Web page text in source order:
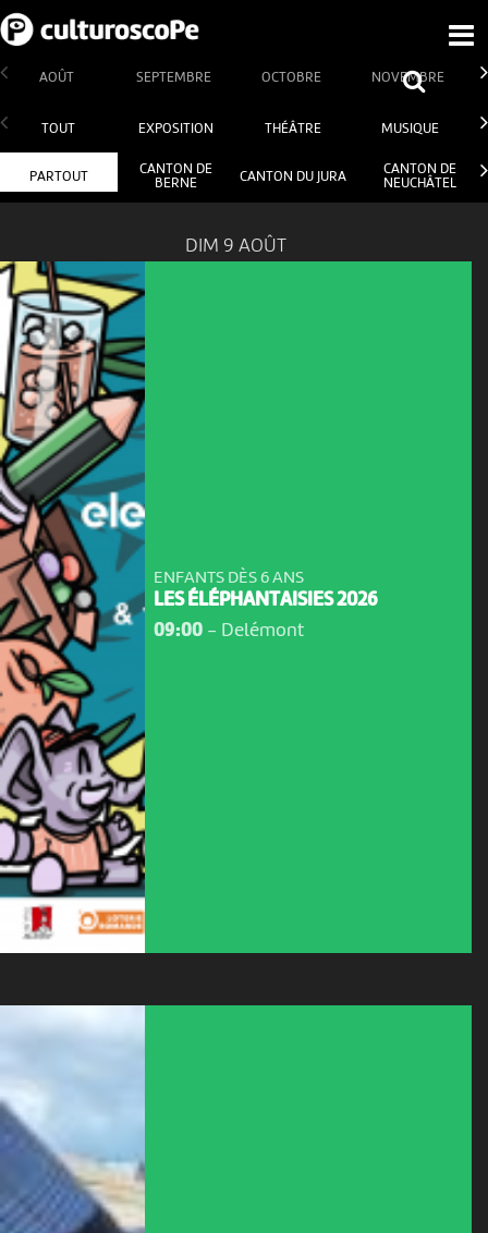
AOÛT SEPTEMBRE OCTOBRE NOVEMBRE
TOUT EXPOSITION THÉÂTRE MUSIQUE
PARTOUT
CANTON DE
BERNE
CANTON DU JURA
CANTON DE
NEUCHÂTEL
DIM 9 AOÛT
ENFANTS DÈS 6 ANS
LES ÉLÉPHANTAISIES 2026
09:00- Delémont